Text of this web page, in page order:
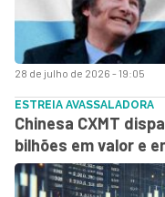
28 de julho de 2026 - 19:05
ESTREIA AVASSALADORA
Chinesa CXMT
bilhões em valor e